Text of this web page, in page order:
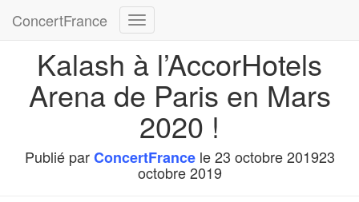
ConcertFrance
Déplier
navigation
Kalash à l’AccorHotels
Arena de Paris en Mars
2020 !
Publié parConcertFrancele23 octobre 201923
octobre 2019